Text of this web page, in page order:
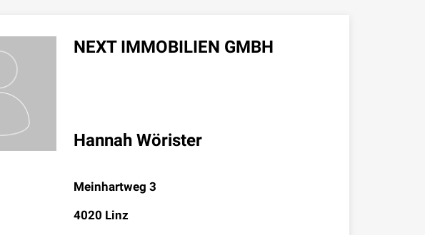
NEXT IMMOBILIEN GMBH
Hannah Wörister
Meinhartweg 3
4020 Linz